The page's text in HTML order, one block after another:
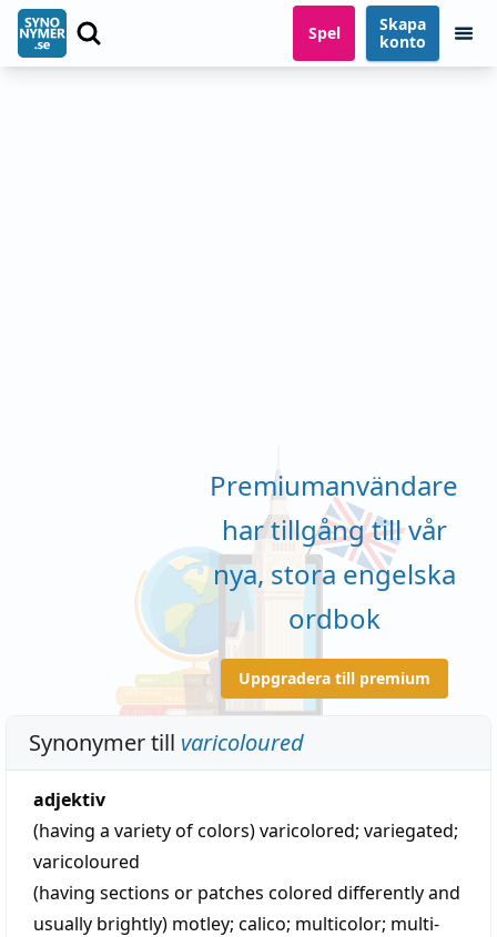
Spel
Skapa
konto
Premiumanvändare
har tillgång till vår
nya, stora engelska
ordbok
Uppgradera till premium
Synonymer till varicoloured
adjektiv
(having a variety of colors)varicolored; variegated;
varicoloured
(having sections or patches colored differently and
usually brightly) motley; calico; multicolor; multi-